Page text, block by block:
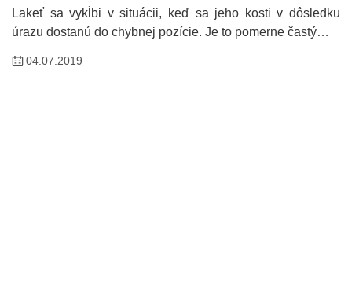
Lakeť sa vykĺbi v situácii, keď sa jeho kosti v dôsledku
úrazu dostanú do chybnej pozície. Je to pomerne častý…
04.07.2019